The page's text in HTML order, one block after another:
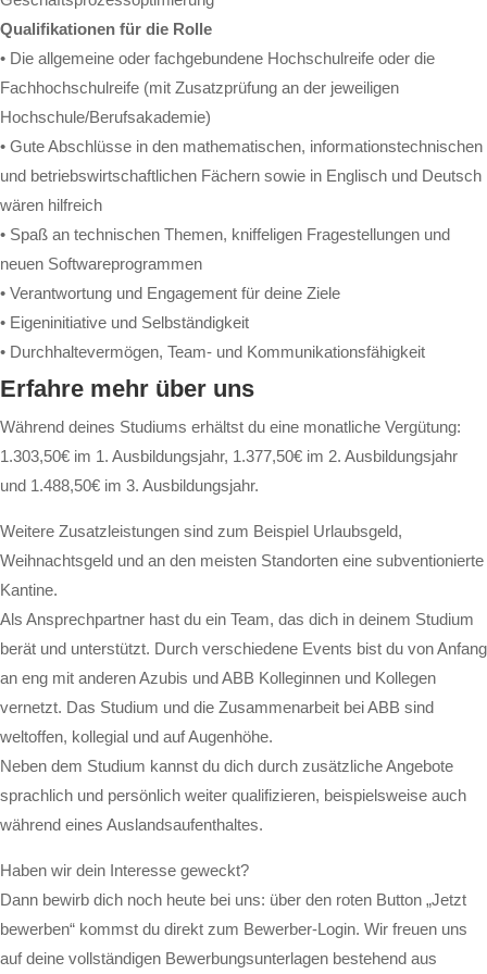
Qualifikationen für die Rolle
• Die allgemeine oder fachgebundene Hochschulreife oder die
Fachhochschulreife (mit Zusatzprüfung an der jeweiligen
Hochschule/Berufsakademie)
• Gute Abschlüsse in den mathematischen, informationstechnischen
und betriebswirtschaftlichen Fächern sowie in Englisch und Deutsch
wären hilfreich
• Spaß an technischen Themen, kniffeligen Fragestellungen und
neuen Softwareprogrammen
• Verantwortung und Engagement für deine Ziele
• Eigeninitiative und Selbständigkeit
• Durchhaltevermögen, Team- und Kommunikationsfähigkeit
Erfahre mehr über uns
Während deines Studiums erhältst du eine monatliche Vergütung:
1.303,50€ im 1. Ausbildungsjahr, 1.377,50€ im 2. Ausbildungsjahr
und 1.488,50€ im 3. Ausbildungsjahr.
Weitere Zusatzleistungen sind zum Beispiel Urlaubsgeld,
Weihnachtsgeld und an den meisten Standorten eine subventionierte
Kantine.
Als Ansprechpartner hast du ein Team, das dich in deinem Studium
berät und unterstützt. Durch verschiedene Events bist du von Anfang
an eng mit anderen Azubis und ABB Kolleginnen und Kollegen
vernetzt. Das Studium und die Zusammenarbeit bei ABB sind
weltoffen, kollegial und auf Augenhöhe.
Neben dem Studium kannst du dich durch zusätzliche Angebote
sprachlich und persönlich weiter qualifizieren, beispielsweise auch
während eines Auslandsaufenthaltes.
Haben wir dein Interesse geweckt?
Dann bewirb dich noch heute bei uns: über den roten Button „Jetzt
bewerben“ kommst du direkt zum Bewerber-Login. Wir freuen uns
auf deine vollständigen Bewerbungsunterlagen bestehend aus